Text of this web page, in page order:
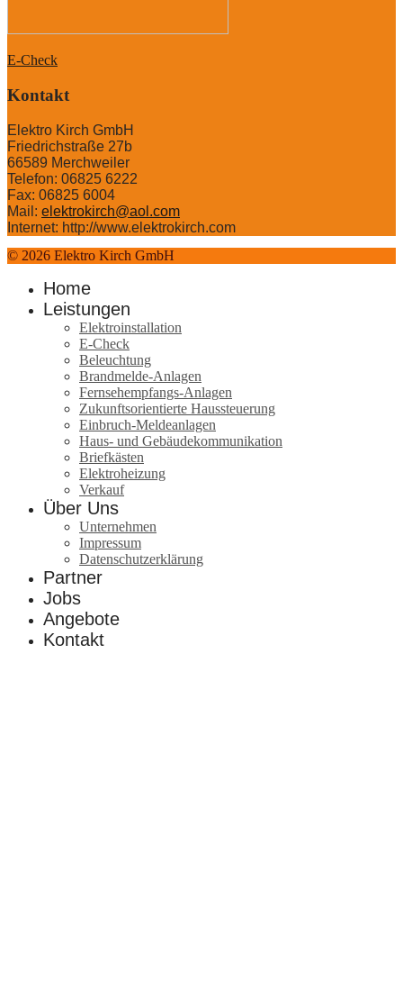
E-Check
Kontakt
Elektro Kirch GmbH
Friedrichstraße 27b
66589 Merchweiler
Telefon: 06825 6222
Fax: 06825 6004
Mail: elektrokirch@aol.com
Internet: http://www.elektrokirch.com
© 2026 Elektro Kirch GmbH
Home
Leistungen
Elektroinstallation
E-Check
Beleuchtung
Brandmelde-Anlagen
Fernsehempfangs-Anlagen
Zukunftsorientierte Haussteuerung
Einbruch-Meldeanlagen
Haus- und Gebäudekommunikation
Briefkästen
Elektroheizung
Verkauf
Über Uns
Unternehmen
Impressum
Datenschutzerklärung
Partner
Jobs
Angebote
Kontakt